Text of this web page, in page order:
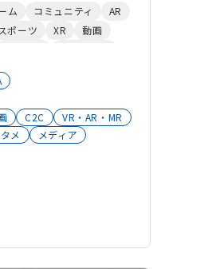
ム コミュニティ
AR
ポーツ XR
動画
C2C
VR・AR・MR
メ
メディア